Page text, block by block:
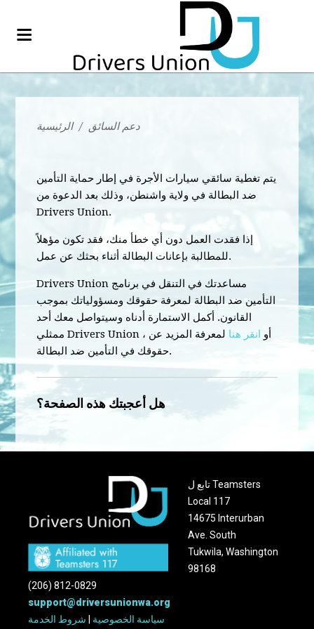
الرئيسية / دعم السائق
يتم تغطية سائقي سيارات الأجرة في إطار حماية التأمين
ضد البطالة في ولاية واشنطن، وذلك بعد الدعوة من
Drivers Union.
إذا فقدت العمل دون أي خطأ منك، فقد تكون مؤهلاً
للمطالبة بإعانات البطالة أثناء بحثك عن عمل.
Drivers Union مساعدتك في التنقل في برنامج
التأمين ضد البطالة لمعرفة حقوقك ومسؤولياتك بموجب
القانون. أكمل الاستمارة أدناه وسيتواصل معك أحد
ممثلي Drivers Union ، أو انقر هنا لمعرفة المزيد عن
حقوقك في التأمين ضد البطالة.
هل أعجبتك هذه الصفحة؟
تابع ل Teamsters
Local 117
14675 Interurban
Ave. South
Tukwila, Washington
98168
(206) 812-0829
support@driversunionwa.org
سياسة الخصوصية
شروط الخدمة